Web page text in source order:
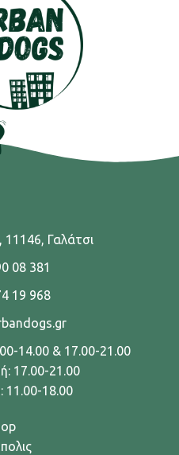
Γαλάτσι
08 381
19 968
14.00 & 17.00-21.00
17.00-21.00
11.00-18.00